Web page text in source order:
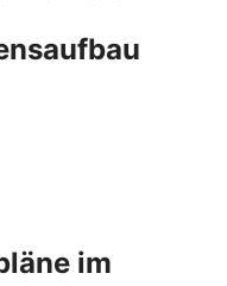
im